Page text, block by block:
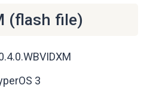
(flash file)
3